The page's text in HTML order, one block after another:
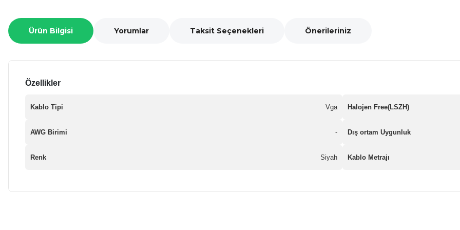
Ürün Bilgisi Yorumlar Taksit Seçenekleri Önerileriniz
Özellikler
Kablo Tipi Vga Halojen Free(LSZH)
AWG Birimi - Dış ortam Uygunluk
Renk Siyah Kablo Metrajı